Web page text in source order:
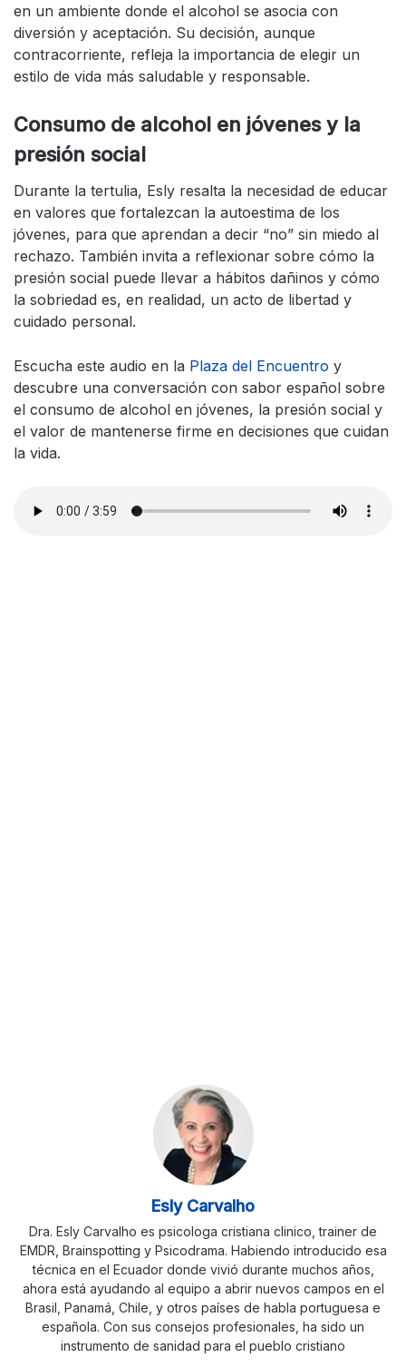
en un ambiente donde el alcohol se asocia con
diversión y aceptación. Su decisión, aunque
contracorriente, refleja la importancia de elegir un
estilo de vida más saludable y responsable.
Consumo de alcohol en jóvenes y la
presión social
Durante la tertulia, Esly resalta la necesidad de educar
en valores que fortalezcan la autoestima de los
jóvenes, para que aprendan a decir “no” sin miedo al
rechazo. También invita a reflexionar sobre cómo la
presión social puede llevar a hábitos dañinos y cómo
la sobriedad es, en realidad, un acto de libertad y
cuidado personal.
Escucha este audio en la Plaza del Encuentro y
descubre una conversación con sabor español sobre
el consumo de alcohol en jóvenes, la presión social y
el valor de mantenerse firme en decisiones que cuidan
la vida.
Esly Carvalho
Dra. Esly Carvalho es psicologa cristiana clinico, trainer de
EMDR, Brainspotting y Psicodrama. Habiendo introducido esa
técnica en el Ecuador donde vivió durante muchos años,
ahora está ayudando al equipo a abrir nuevos campos en el
Brasil, Panamá, Chile, y otros países de habla portuguesa e
española. Con sus consejos profesionales, ha sido un
instrumento de sanidad para el pueblo cristiano